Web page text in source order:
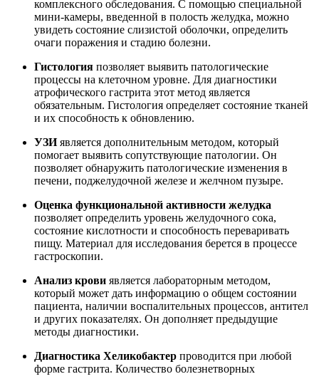
комплексного обследования. С помощью специальной
мини-камеры, введенной в полость желудка, можно
увидеть состояние слизистой оболочки, определить
очаги поражения и стадию болезни.
Гистология позволяет выявить патологические
процессы на клеточном уровне. Для диагностики
атрофического гастрита этот метод является
обязательным. Гистология определяет состояние тканей
и их способность к обновлению.
УЗИявляется дополнительным методом, который
помогает выявить сопутствующие патологии. Он
позволяет обнаружить патологические изменения в
печени, поджелудочной железе и желчном пузыре.
Оценка функциональной активности желудка
позволяет определить уровень желудочного сока,
состояние кислотности и способность переваривать
пищу. Материал для исследования берется в процессе
гастроскопии.
Анализ крови является лабораторным методом,
который может дать информацию о общем состоянии
пациента, наличии воспалительных процессов, антител
и других показателях. Он дополняет предыдущие
методы диагностики.
Диагностика Хеликобактер проводится при любой
форме гастрита. Количество болезнетворных